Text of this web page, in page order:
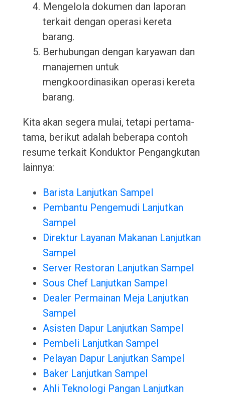
Mengelola dokumen dan laporan
terkait dengan operasi kereta
barang.
Berhubungan dengan karyawan dan
manajemen untuk
mengkoordinasikan operasi kereta
barang.
Kita akan segera mulai, tetapi pertama-
tama, berikut adalah beberapa contoh
resume terkait Konduktor Pengangkutan
lainnya:
Barista Lanjutkan Sampel
Pembantu Pengemudi Lanjutkan
Sampel
Direktur Layanan Makanan Lanjutkan
Sampel
Server Restoran Lanjutkan Sampel
Sous Chef Lanjutkan Sampel
Dealer Permainan Meja Lanjutkan
Sampel
Asisten Dapur Lanjutkan Sampel
Pembeli Lanjutkan Sampel
Pelayan Dapur Lanjutkan Sampel
Baker Lanjutkan Sampel
Ahli Teknologi Pangan Lanjutkan